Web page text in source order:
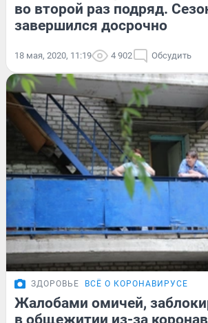
во второй раз подряд.
завершился досрочно
18 мая, 2020, 11:19 4 902 Обсудить
ЗДОРОВЬЕ ВСЁ О КОРОНАВИРУСЕ
Жалобами омичей,
в общежитии из-за